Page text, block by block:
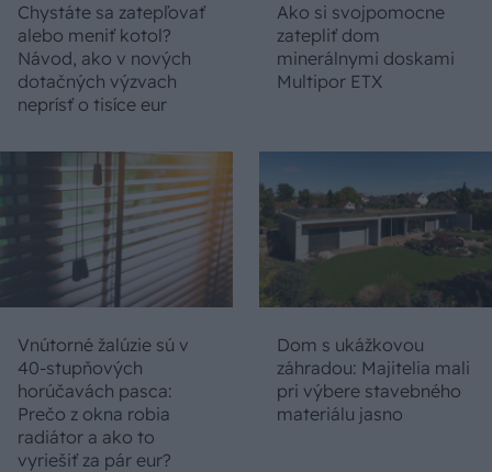
Chystáte sa zatepľovať
alebo meniť kotol?
Návod, ako v nových
dotačných výzvach
neprísť o tisíce eur
Ako si svojpomocne
zatepliť dom
minerálnymi doskami
Multipor ETX
Vnútorné žalúzie sú v
40-stupňových
horúčavách pasca:
Prečo z okna robia
radiátor a ako to
vyriešiť za pár eur?
Dom s ukážkovou
záhradou: Majitelia mali
pri výbere stavebného
materiálu jasno